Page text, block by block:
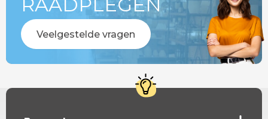
Veelgestelde vragen